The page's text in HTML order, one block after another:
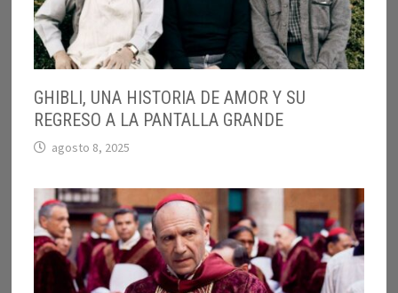
GHIBLI, UNA HISTORIA DE AMOR Y SU
REGRESO A LA PANTALLA GRANDE
agosto 8, 2025